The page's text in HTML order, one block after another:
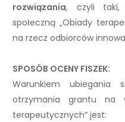
rozwiązania, czyli taki,
społeczną „Obiady
na rzecz odbiorców
SPOSÓB OCENY FISZEK:
Warunkiem
otrzymania grantu na
terapeutycznych” jest: